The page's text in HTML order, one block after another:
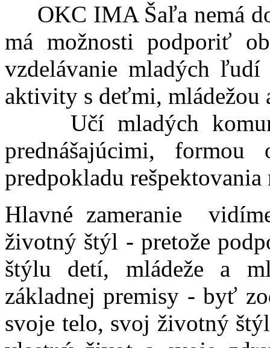
OKC IMA Šaľa nemá
má možnosti podporiť
vzdelávanie mladých
aktivity s deťmi,
Učí mladých
prednášajúcimi, formou
predpokladu
Hlavné zameranie
životný štýl - pretože
štýlu detí, mládeže a
základnej premisy - byť
svoje telo, svoj životný